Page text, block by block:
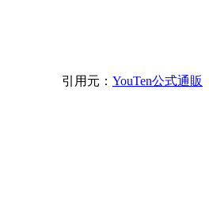
引用元： YouTen公式通販